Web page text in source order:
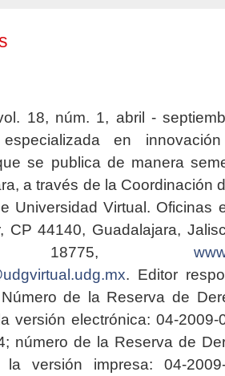
18, núm. 1, abril -
en
se publica de manera
a través de la Coordinación
Universidad Virtual. Oficinas
CP 44140, Guadalajara,
18775,
. Editor
de la Reserva de
versión electrónica: 04-2009-
número de la Reserva de
versión impresa: 04-2009-